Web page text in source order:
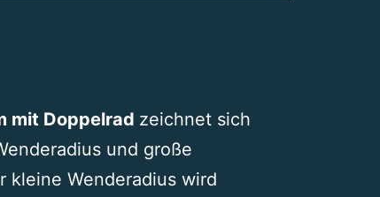
mit Doppelrad zeichnet sich
und große
kleine Wenderadius wird